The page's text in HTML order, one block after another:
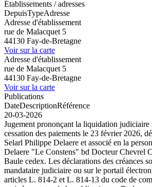
Établissements / adresses
DepuisTypeAdresse
Adresse d'établissement
rue de Malacquet 5
44130 Fay-de-Bretagne
Voir sur la carte
Adresse d'établissement
rue de Malacquet 5
44130 Fay-de-Bretagne
Voir sur la carte
Publications
DateDescriptionRéférence
20-03-2026
Jugement prononçant la liquidation judiciaire
cessation des paiements le 23 février 2026,
Selarl Philippe Delaere et associé en la
Delaere "Le Constens" bd Docteur Chevrel
Baule cedex. Les déclarations des créances
mandataire judiciaire ou sur le portail
articles L. 814-2 et L. 814-13 du code de